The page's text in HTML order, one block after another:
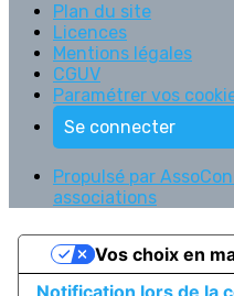
Plan du site
Licences
Mentions légales
CGUV
Paramétrer vos
Se connecter
Propulsé par
associations
Vos choix en